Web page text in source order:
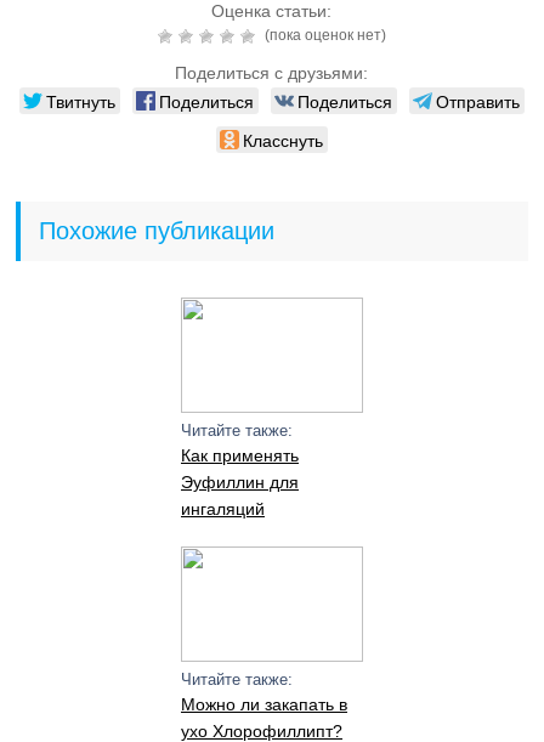
Оценка статьи:
(пока оценок нет)
Поделиться с друзьями:
Твитнуть Поделиться Поделиться
Отправить
Класснуть
Похожие публикации
Читайте также:
Как применять
Эуфиллин для
ингаляций
Читайте также:
Можно ли закапать в
ухо Хлорофиллипт?